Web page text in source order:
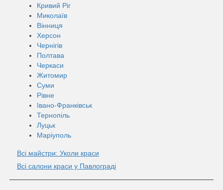
Кривий Ріг
Миколаїв
Вінниця
Херсон
Чернігів
Полтава
Черкаси
Житомир
Суми
Рівне
Івано-Франківськ
Тернопіль
Луцьк
Маріуполь
Всі майстри: Уколи краси
Всі салони краси у Павлограді